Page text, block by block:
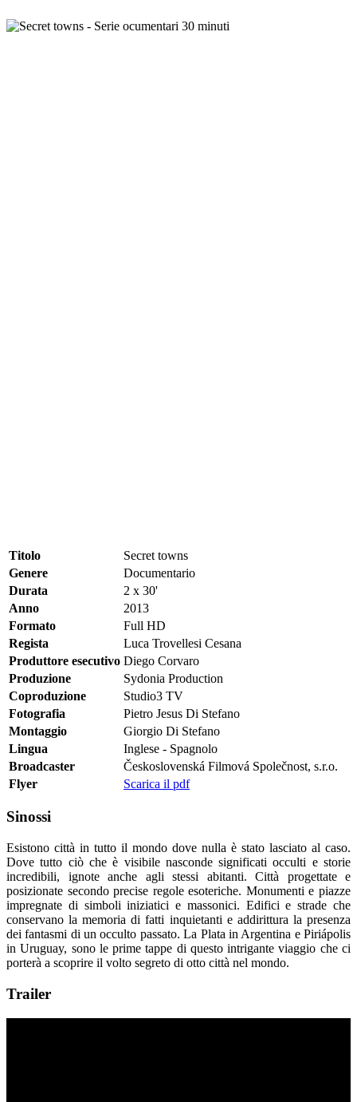
Titolo
Secret towns
Genere
Documentario
Durata
2 x 30'
Anno
2013
Formato
Full HD
Regista
Luca Trovellesi Cesana
Produttore esecutivo Diego Corvaro
Produzione
Sydonia Production
Coproduzione
Studio3 TV
Fotografia
Pietro Jesus Di Stefano
Montaggio
Giorgio Di Stefano
Lingua
Inglese - Spagnolo
Broadcaster
Československá Filmová Společnost, s.r.o.
Flyer
Scarica il pdf
Sinossi
Esistono città in tutto il mondo dove nulla è stato lasciato al caso.
Dove tutto ciò che è visibile nasconde significati occulti e storie
incredibili, ignote anche agli stessi abitanti. Città progettate e
posizionate secondo precise regole esoteriche. Monumenti e piazze
impregnate di simboli iniziatici e massonici. Edifici e strade che
conservano la memoria di fatti inquietanti e addirittura la presenza
dei fantasmi di un occulto passato. La Plata in Argentina e Piriápolis
in Uruguay, sono le prime tappe di questo intrigante viaggio che ci
porterà a scoprire il volto segreto di otto città nel mondo.
Trailer